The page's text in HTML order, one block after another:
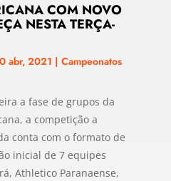
COM NOVO
NESTA TERÇA-
abr, 2021 | Campeonatos
a fase de grupos da
a competição a
conta com o formato de
inicial de 7 equipes
Athletico Paranaense,